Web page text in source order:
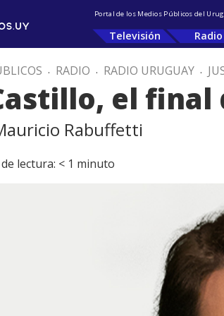
Portal de los Medios Públicos del
Televisión Radio
. RADIO . RADIO URUGUAY .
el final
Rabuffetti
lectura: < 1 minuto